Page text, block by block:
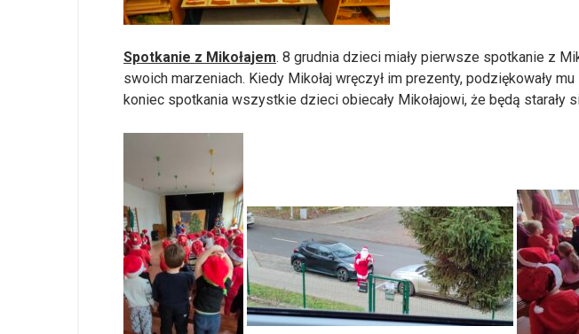
Spotkanie z Mikołajem. 8 grudnia dzieci miały pierwsze spotkanie z
swoich marzeniach. Kiedy Mikołaj wręczył im prezenty, podziękowały
koniec spotkania wszystkie dzieci obiecały Mikołajowi, że będą